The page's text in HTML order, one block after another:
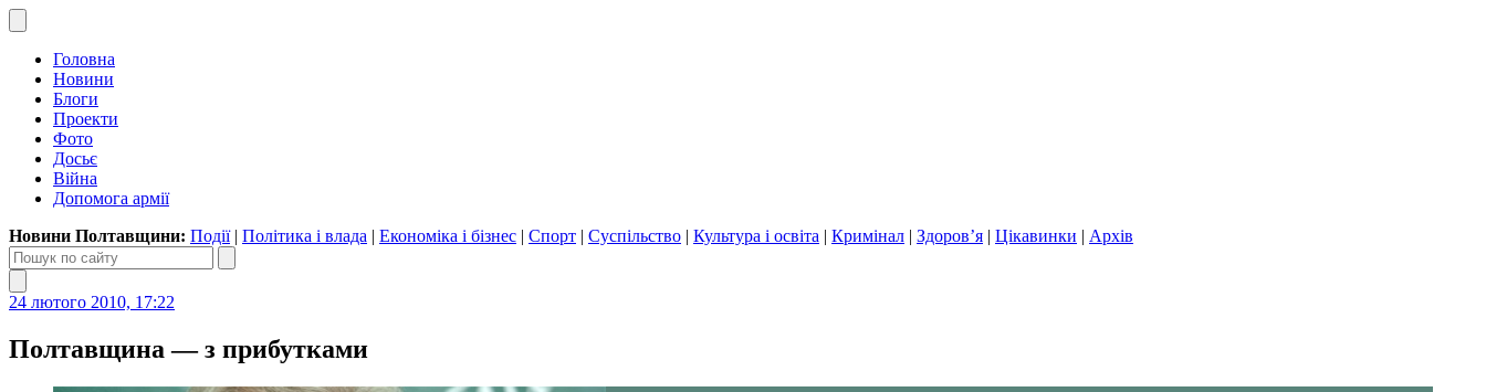
Головна
Новини
Блоги
Проекти
Фото
Досьє
Війна
Допомога армії
Новини Полтавщини: Події| Політика і влада | Економіка і бізнес | Спорт | Суспільство | Культура і освіта | Кримінал | Здоров’я | Цікавинки | Архів
24 лютого 2010, 17:22
Полтавщина — з прибутками